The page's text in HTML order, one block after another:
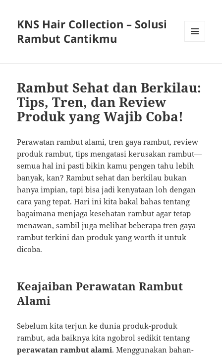
KNS Hair Collection – Solusi
Rambut Cantikmu
Rambut Sehat dan Berkilau:
Tips, Tren, dan Review
Produk yang Wajib Coba!
Perawatan rambut alami, tren gaya rambut, review
produk rambut, tips mengatasi kerusakan rambut—
semua hal ini pasti bikin kamu pengen tahu lebih
banyak, kan? Rambut sehat dan berkilau bukan
hanya impian, tapi bisa jadi kenyataan loh dengan
cara yang tepat. Hari ini kita bakal bahas tentang
bagaimana menjaga kesehatan rambut agar tetap
menawan, sambil juga melihat beberapa tren gaya
rambut terkini dan produk yang worth it untuk
dicoba.
Keajaiban Perawatan Rambut
Alami
Sebelum kita terjun ke dunia produk-produk
rambut, ada baiknya kita ngobrol sedikit tentang
perawatan rambut alami. Menggunakan bahan-